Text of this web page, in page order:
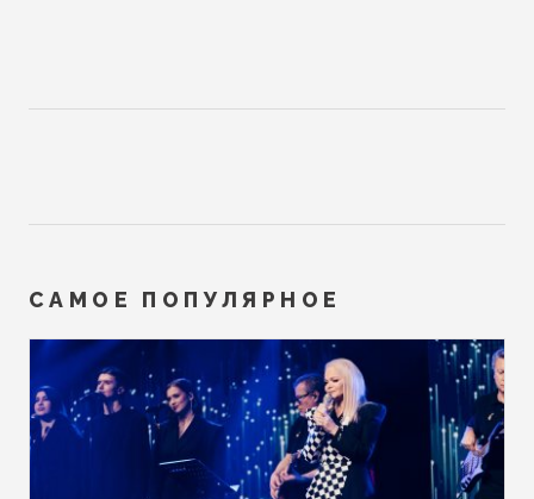
САМОЕ ПОПУЛЯРНОЕ